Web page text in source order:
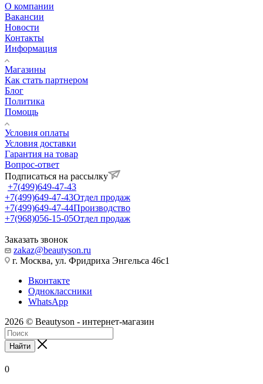
О компании
Вакансии
Новости
Контакты
Информация
Магазины
Как стать партнером
Блог
Политика
Помощь
Условия оплаты
Условия доставки
Гарантия на товар
Вопрос-ответ
Подписаться на рассылку
+7(499)649-47-43
+7(499)649-47-43Отдел продаж
+7(499)649-47-44Производство
+7(968)056-15-05Отдел продаж
Заказать звонок
zakaz@beautyson.ru
г. Москва, ул. Фридриха Энгельса 46с1
Вконтакте
Одноклассники
WhatsApp
2026 © Beautyson - интернет-магазин
Найти
0